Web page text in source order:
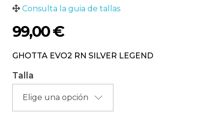
Consulta la guia de tallas
99,00€
GHOTTA EVO2 RN SILVER LEGEND
Talla